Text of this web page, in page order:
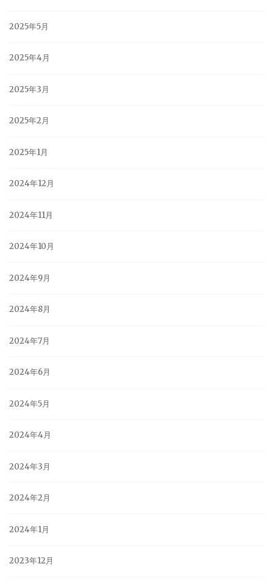
2025年5月
2025年4月
2025年3月
2025年2月
2025年1月
2024年12月
2024年11月
2024年10月
2024年9月
2024年8月
2024年7月
2024年6月
2024年5月
2024年4月
2024年3月
2024年2月
2024年1月
2023年12月